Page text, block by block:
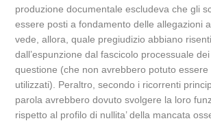
produzione documentale escludeva che gli
essere posti a fondamento delle allegazioni
vede, allora, quale pregiudizio abbiano
dall’espunzione dal fascicolo processuale
questione (che non avrebbero potuto essere
utilizzati). Peraltro, secondo i ricorrenti
parola avrebbero dovuto svolgere la loro
rispetto al profilo di nullita’ della mancata